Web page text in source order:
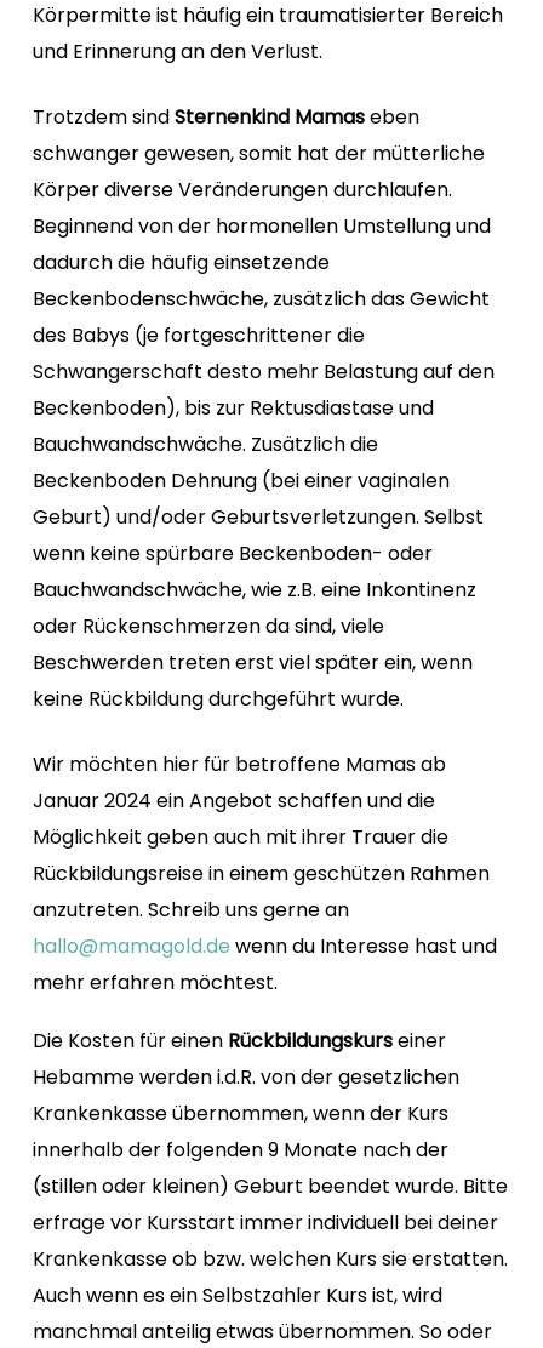
Körpermitte ist häufig ein traumatisierter Bereich
und Erinnerung an den Verlust.
Trotzdem sindSternenkind Mamaseben
schwanger gewesen, somit hat der mütterliche
Körper diverse Veränderungen durchlaufen.
Beginnend von der hormonellen Umstellung und
dadurch die häufig einsetzende
Beckenbodenschwäche, zusätzlich das Gewicht
des Babys (je fortgeschrittener die
Schwangerschaft desto mehr Belastung auf den
Beckenboden), bis zur Rektusdiastase und
Bauchwandschwäche. Zusätzlich die
Beckenboden Dehnung (bei einer vaginalen
Geburt) und/oder Geburtsverletzungen. Selbst
wenn keine spürbare Beckenboden- oder
Bauchwandschwäche, wie z.B. eine Inkontinenz
oder Rückenschmerzen da sind, viele
Beschwerden treten erst viel später ein, wenn
keine Rückbildung durchgeführt wurde.
Wir möchten hier für betroffene Mamas ab
Januar 2024 ein Angebot schaffen und die
Möglichkeit geben auch mit ihrer Trauer die
Rückbildungsreise in einem geschützen Rahmen
anzutreten. Schreib uns gerne an
hallo@mamagold.de wenn du Interesse hast und
mehr erfahren möchtest.
Die Kosten für einen Rückbildungskurseiner
Hebamme werden i.d.R. von der gesetzlichen
Krankenkasse übernommen, wenn der Kurs
innerhalb der folgenden 9 Monate nach der
(stillen oder kleinen) Geburt beendet wurde. Bitte
erfrage vor Kursstart immer individuell bei deiner
Krankenkasse ob bzw. welchen Kurs sie erstatten.
Auch wenn es ein Selbstzahler Kurs ist, wird
manchmal anteilig etwas übernommen. So oder